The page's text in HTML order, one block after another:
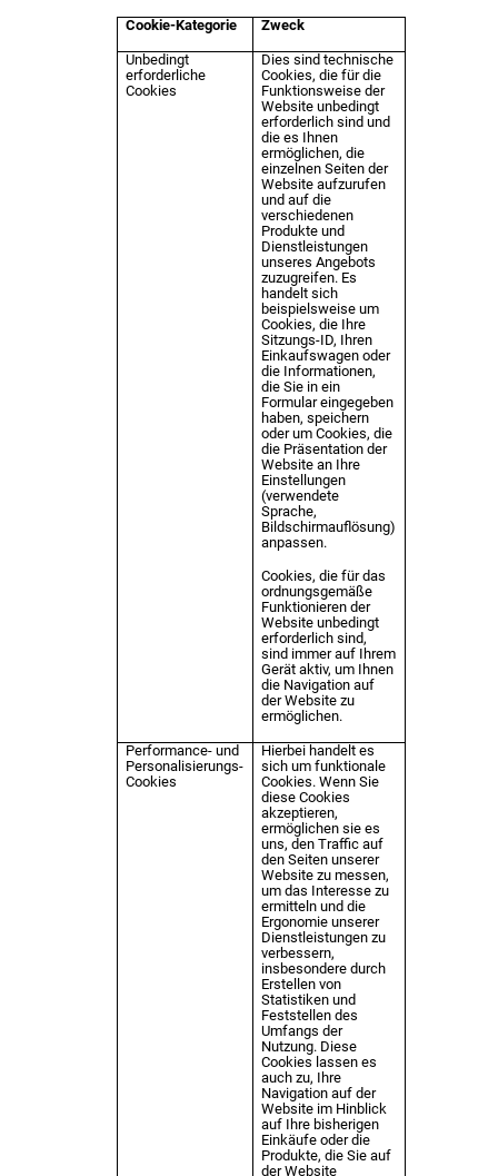
Cookie-Kategorie Zweck
Unbedingt
erforderliche
Cookies
Dies sind technische
Cookies, die für die
Funktionsweise der
Website unbedingt
erforderlich sind und
die es Ihnen
ermöglichen, die
einzelnen Seiten der
Website aufzurufen
und auf die
verschiedenen
Produkte und
Dienstleistungen
unseres Angebots
zuzugreifen. Es
handelt sich
beispielsweise um
Cookies, die Ihre
Sitzungs-ID, Ihren
Einkaufswagen oder
die Informationen,
die Sie in ein
Formular eingegeben
haben, speichern
oder um Cookies, die
die Präsentation der
Website an Ihre
Einstellungen
(verwendete
Sprache,
Bildschirmauflösung)
anpassen.
Cookies, die für das
ordnungsgemäße
Funktionieren der
Website unbedingt
erforderlich sind,
sind immer auf Ihrem
Gerät aktiv, um Ihnen
die Navigation auf
der Website zu
ermöglichen.
Performance- und
Personalisierungs-
Cookies
Hierbei handelt es
sich um funktionale
Cookies. Wenn Sie
diese Cookies
akzeptieren,
ermöglichen sie es
uns, den Traffic auf
den Seiten unserer
Website zu messen,
um das Interesse zu
ermitteln und die
Ergonomie unserer
Dienstleistungen zu
verbessern,
insbesondere durch
Erstellen von
Statistiken und
Feststellen des
Umfangs der
Nutzung. Diese
Cookies lassen es
auch zu, Ihre
Navigation auf der
Website im Hinblick
auf Ihre bisherigen
Einkäufe oder die
Produkte, die Sie auf
der Website